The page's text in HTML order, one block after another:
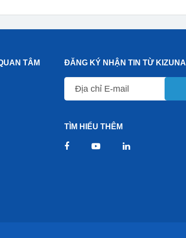
TÂM ĐĂNG KÝ NHẬN TIN TỪ KIZUNA
TÌM HIỂU THÊM